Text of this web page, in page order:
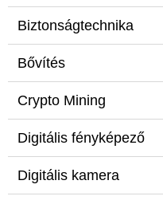
Biztonságtechnika
Bővítés
Crypto Mining
Digitális fényképező
Digitális kamera